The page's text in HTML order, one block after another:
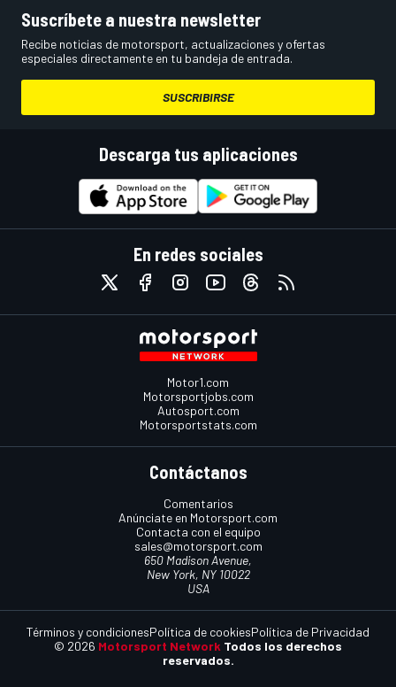
Suscríbete a nuestra newsletter
Recibe noticias de motorsport, actualizaciones y ofertas
especiales directamente en tu bandeja de entrada.
SUSCRIBIRSE
Descarga tus aplicaciones
En redes sociales
Motor1.com
Motorsportjobs.com
Autosport.com
Motorsportstats.com
Contáctanos
Comentarios
Anúnciate en Motorsport.com
Contacta con el equipo
sales@motorsport.com
650 Madison Avenue,
New York, NY 10022
USA
© 2026 Motorsport Network Todos los derechos
reservados.
Términos y condicionesPolítica de cookiesPolítica de Privacidad